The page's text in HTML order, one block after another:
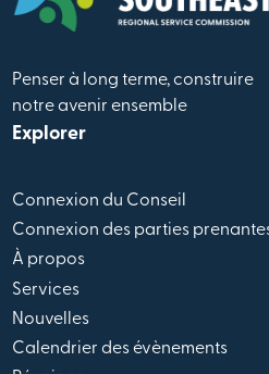
Penser à long terme, construire
notre avenir ensemble
Explorer
Connexion du Conseil
Connexion des parties
À propos
Services
Nouvelles
Calendrier des évènements